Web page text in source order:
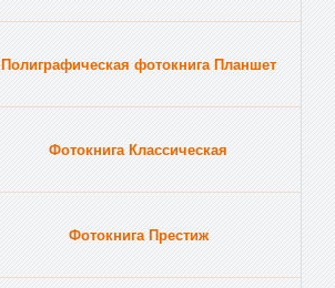
Полиграфическая фотокнига Планшет
Фотокнига Классическая
Фотокнига Престиж